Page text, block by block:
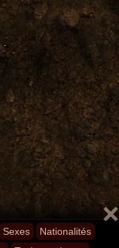
Sexes
Nationalités